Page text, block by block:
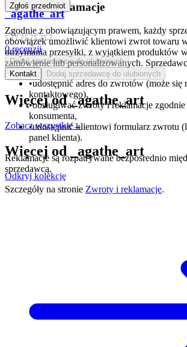
Zwroty i reklamacje
Zgodnie z obowiązującym prawem, każdy
obowiązek umożliwić klientowi zwrot towaru
otrzymania przesyłki, z wyjątkiem produktów
zamówienie lub personalizowanych.
•udostępnić adres do zwrotów (może się
kontaktowego),
•obsługiwać zwroty i reklamacje
konsumenta,
•udostępnić klientowi formularz zwrotu
panel klienta).
Reklamacje są rozpatrywane bezpośrednio
sprzedawcą.
Szczegóły na stronie Zwroty i reklamacje.
Zgłoś przedmiot
_agathe_art
0recenzji
Dodaj sprzedawcę do ulubionych
Kontakt
Dodaj sprzedawcę do ulubionych
Więcej od_agathe_art
Zobacz wszystkie→
Więcej od _agathe_art
Odkryj kolekcję